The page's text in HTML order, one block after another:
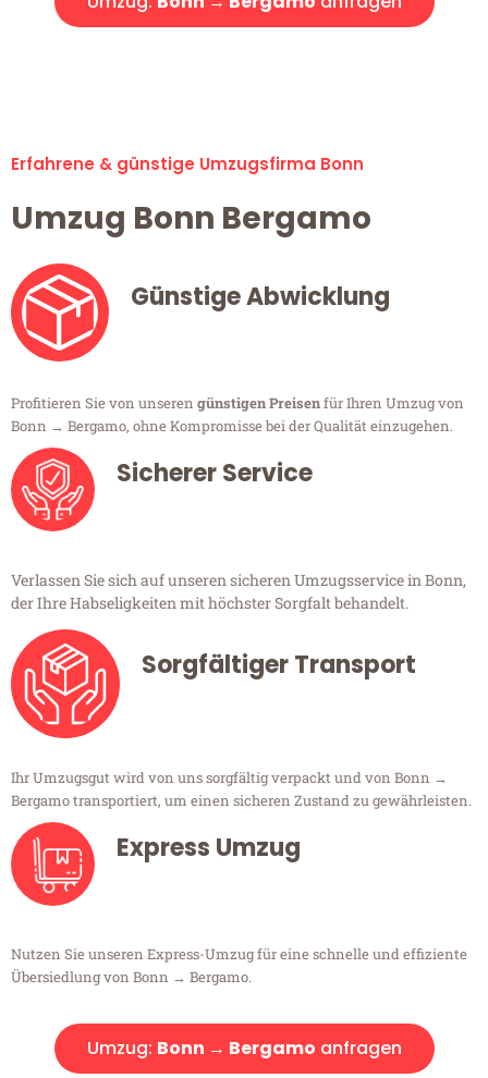
Erfahrene & günstige Umzugsfirma Bonn
Umzug Bonn Bergamo
Günstige Abwicklung
Profitieren Sie von unseren günstigen Preisenfür Ihren Umzug von
Bonn → Bergamo, ohne Kompromisse bei der Qualität einzugehen.
Sicherer Service
Verlassen Sie sich auf unseren sicheren Umzugsservice in Bonn,
der Ihre Habseligkeiten mit höchster Sorgfalt behandelt.
Sorgfältiger Transport
Ihr Umzugsgut wird von uns sorgfältig verpackt und von Bonn →
Bergamo transportiert, um einen sicheren Zustand zu gewährleisten.
Express Umzug
Nutzen Sie unseren Express-Umzug für eine schnelle und effiziente
Übersiedlung von Bonn → Bergamo.
Umzug: Bonn → Bergamo anfragen